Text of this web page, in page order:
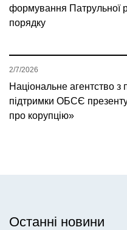
формування Патрульної
порядку
Національне агентство з
підтримки ОБСЄ
про корупцію»
2/7/2026
Останні новини